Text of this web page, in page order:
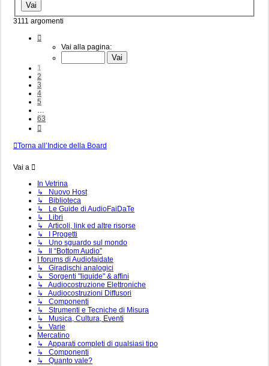
3111 argomenti
Pagina
1
Vai alla pagina:
1
2
3
4
5
…
63
Prossimo
Torna all’Indice della Board
Vai a
In Vetrina
↳ Nuovo Host
↳ Biblioteca
↳ Le Guide di AudioFaiDaTe
↳ Libri
↳ Articoli, link ed altre risorse
↳ I Progetti
↳ Uno sguardo sul mondo
↳ Il “Bottom Audio”
I forums di Audiofaidate
↳ Giradischi analogici
↳ Sorgenti "liquide" & affini
↳ Audiocostruzione Elettroniche
↳ Audiocostruzioni Diffusori
↳ Componenti
↳ Strumenti e Tecniche di Misura
↳ Musica, Cultura, Eventi
↳ Varie
Mercatino
↳ Apparati completi di qualsiasi tipo
↳ Componenti
↳ Quanto vale?